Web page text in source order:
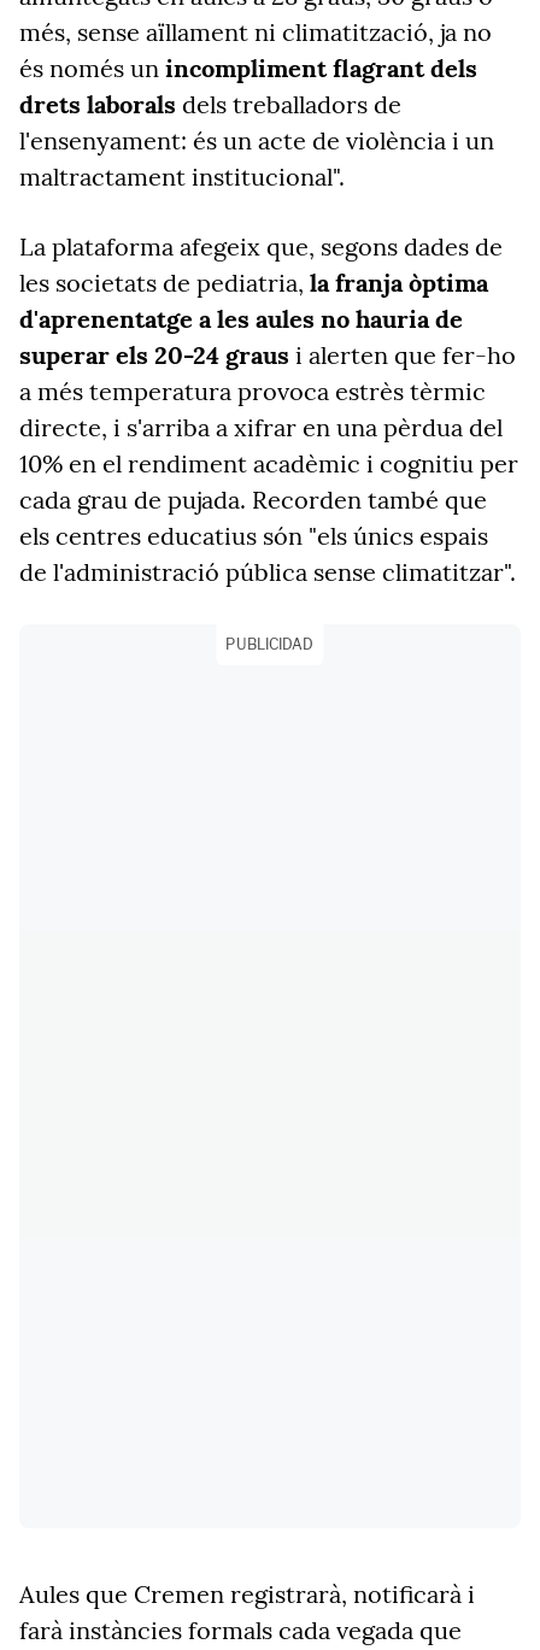
més, sense aïllament ni climatització, ja no
és només un incompliment flagrant dels
drets laborals dels treballadors de
l'ensenyament: és un acte de violència i un
maltractament institucional".
La plataforma afegeix que, segons dades de
les societats de pediatria, la franja òptima
d'aprenentatge a les aules no hauria de
superar els 20-24 graus i alerten que fer-ho
a més temperatura provoca estrès tèrmic
directe, i s'arriba a xifrar en una pèrdua del
10% en el rendiment acadèmic i cognitiu per
cada grau de pujada. Recorden també que
els centres educatius són "els únics espais
de l'administració pública sense climatitzar".
PUBLICIDAD
Aules que Cremen registrarà, notificarà i
farà instàncies formals cada vegada que